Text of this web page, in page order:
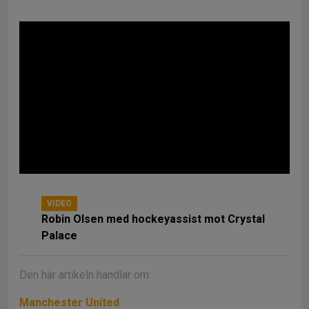
VIDEO
Robin Olsen med hockeyassist mot Crystal
Palace
Den här artikeln handlar om:
Manchester United